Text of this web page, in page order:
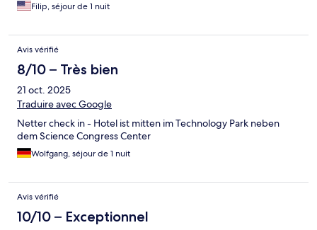
Filip, séjour de 1 nuit
Avis vérifié
8/10 – Très bien
21 oct. 2025
Traduire avec Google
Netter check in - Hotel ist mitten im Technology Park neben
dem Science Congress Center
Wolfgang, séjour de 1 nuit
Avis vérifié
10/10 – Exceptionnel